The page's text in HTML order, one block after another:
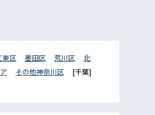
東区 墨田区 荒川区
北
その他神奈川区
[千葉]